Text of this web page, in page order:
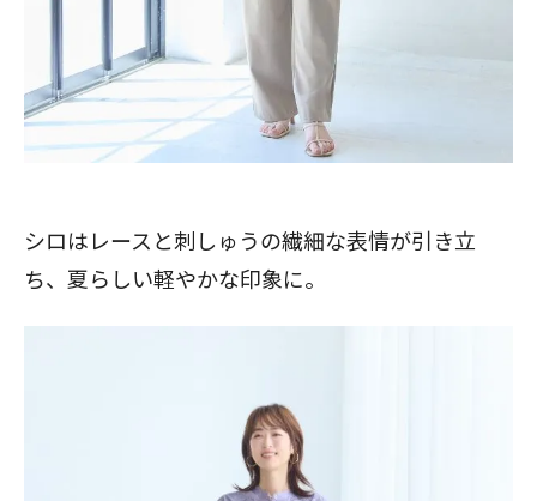
シロはレースと刺しゅうの繊細な表情が引き立
ち、夏らしい軽やかな印象に。